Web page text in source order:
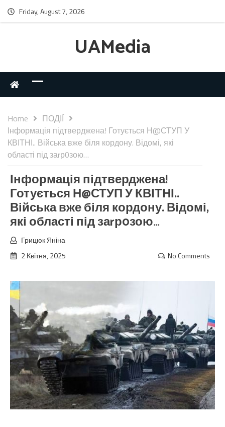
Friday, August 7, 2026
UAMedia
Home
ПОДІЇ
Інформація підтверджена! Готується Н@СТУП У
КВІТНІ.. Війська вже біля кордону. Відомі, які
області під заrр0зою…
Інформація підтверджена!
Готується Н@СТУП У КВІТНІ..
Війська вже біля кордону. Відомі,
які області під заrр0зою…
Грицюк Яніна
2 Квітня, 2025
No Comments